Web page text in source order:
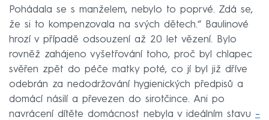
Pohádala se s manželem, nebylo to poprvé. Zdá se,
že si to kompenzovala na svých dětech.“ Baulinové
hrozí v případě odsouzení až 20 let vězení. Bylo
rovněž zahájeno vyšetřování toho, proč byl chlapec
svěřen zpět do péče matky poté, co jí byl již dříve
odebrán za nedodržování hygienických předpisů a
domácí násilí a převezen do sirotčince. Ani po
navrácení dítěte domácnost nebyla v ideálním stavu –